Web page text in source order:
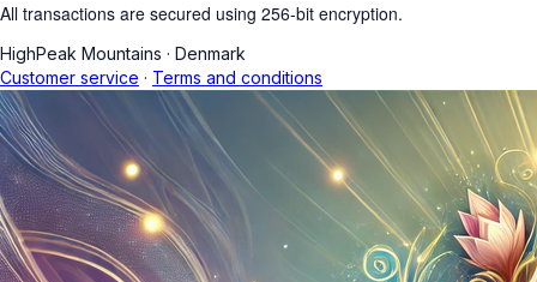
All transactions are secured using 256-bit encryption.
HighPeak Mountains · Denmark
Customer service · Terms and conditions